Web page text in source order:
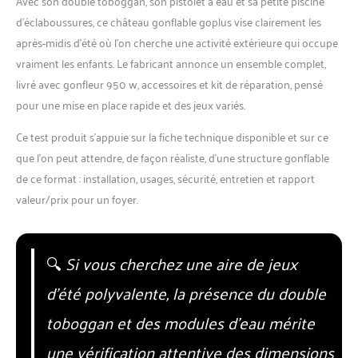
d’éclaboussures, ce château gonflable goplus vise clairement les
après-midis d’été où l’on cherche une activité extérieure qui occupe
vraiment les enfants. Le fabricant annonce un ensemble complet,
livré avec gonfleur 950 w, accessoires et kit de réparation, pensé
pour une mise en place rapide et des jeux variés.
Ce test produit s’appuie sur la fiche technique disponible et sur ce
que l’on peut attendre, de façon réaliste, d’une structure gonflable
de ce format : installation, usages, sécurité, entretien et rapport
valeur/prix pour un foyer.
🔍Si vous cherchez une aire de jeux
d’été polyvalente, la présence du double
toboggan et des modules d’eau mérite
une vérification attentive des dimensions